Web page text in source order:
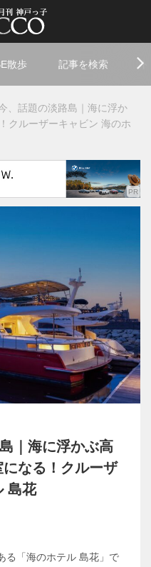
散歩 記事を検索
話題の淡路島｜海に浮か
クルーザーキャビン 海のホ
｜海に浮かぶ高
なる！クルーザ
島花
る「海のホテル 島花」で